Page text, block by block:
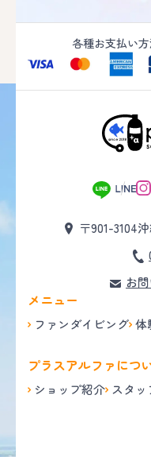
各種お支払い
〒901-3104
お
メニュー
ファンダイビング 体
プラスアルファにつ
ショップ紹介 スタッ